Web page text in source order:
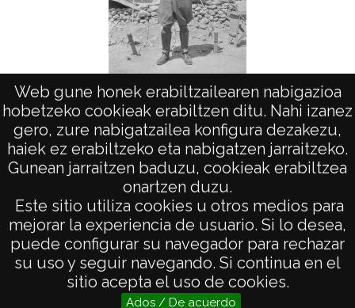
Web gune honek erabiltzailearen nabigazioa
hobetzeko cookieak erabiltzen ditu. Nahi izanez
gero, zure nabigatzailea konfigura dezakezu,
haiek ez erabiltzeko eta nabigatzen jarraitzeko.
Gunean jarraitzen baduzu, cookieak erabiltzea
onartzen duzu.
Este sitio utiliza cookies u otros medios para
mejorar la experiencia de usuario. Si lo desea,
puede configurar su navegador para rechazar
su uso y seguir navegando. Si continua en el
sitio acepta el uso de cookies.
Ados / De acuerdo
Retratos de un capitan sin identificar
AVISO LEGAL
POLÍTICA DE PRIVACIDAD
ACCESIBILIDAD
ATENCIÓN CIUDADANA